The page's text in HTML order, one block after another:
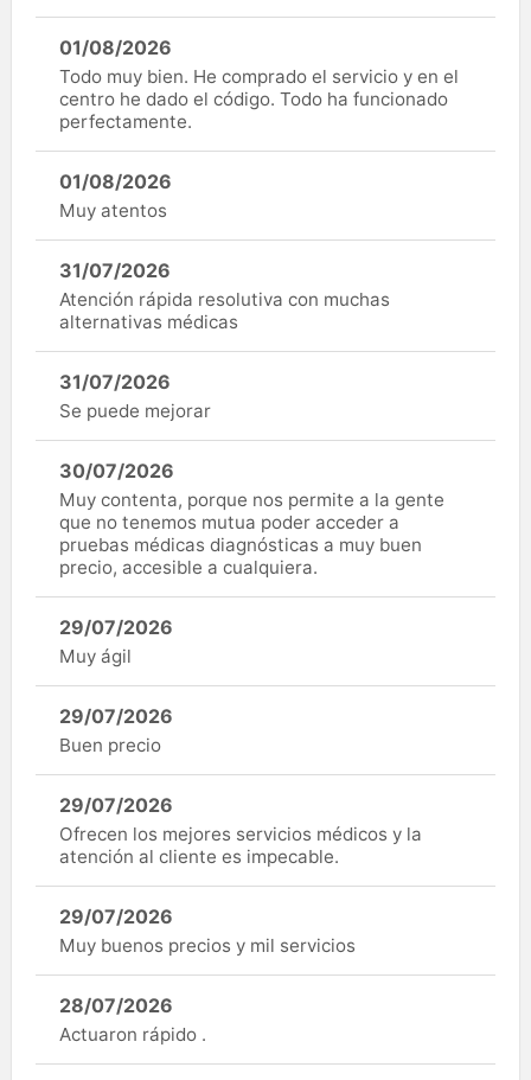
01/08/2026
Todo muy bien. He comprado el servicio y en el
centro he dado el código. Todo ha funcionado
perfectamente.
01/08/2026
Muy atentos
31/07/2026
Atención rápida resolutiva con muchas
alternativas médicas
31/07/2026
Se puede mejorar
30/07/2026
Muy contenta, porque nos permite a la gente
que no tenemos mutua poder acceder a
pruebas médicas diagnósticas a muy buen
precio, accesible a cualquiera.
29/07/2026
Muy ágil
29/07/2026
Buen precio
29/07/2026
Ofrecen los mejores servicios médicos y la
atención al cliente es impecable.
29/07/2026
Muy buenos precios y mil servicios
28/07/2026
Actuaron rápido .